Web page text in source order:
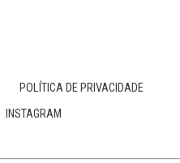
POLÍTICA DE PRIVACIDADE
INSTAGRAM